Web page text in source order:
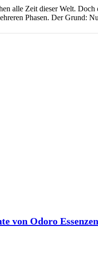
alle Zeit dieser Welt.
Phasen. Der Grund:
von Odoro